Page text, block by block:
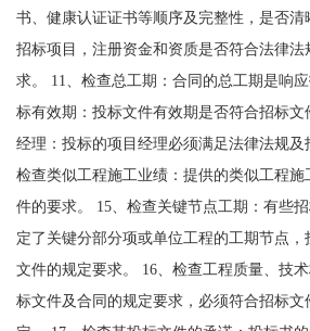
书、健康认证证书等顺序及完整性，是否
招标项目，注册资金和资质是否符合法律法
求。 11、检查总工期：合同的总工期是响
标有效期：投标文件有效期是否符合招标文
经理：投标的项目经理必须满足法律法规及
检查类似工程施工业绩：提供的类似工程
件的要求。 15、检查关键节点工期：有些
定了关键分部分项或单位工程的工期节点
文件的规定要求。 16、检查工程质量、技
标文件及合同的规定要求，必须符合招标文